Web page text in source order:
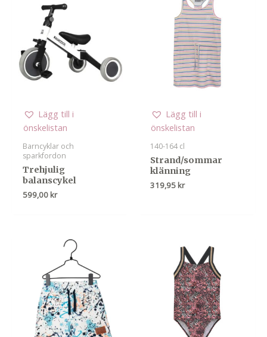
Lägg till i
önskelistan
Barncyklar och
sparkfordon
Trehjulig
balanscykel
599,00 kr
Lägg till i
önskelistan
140-164 cl
Strand/sommar
klänning
319,95 kr